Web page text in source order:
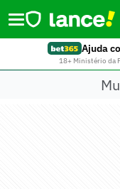
Ajuda
18+ Ministério da